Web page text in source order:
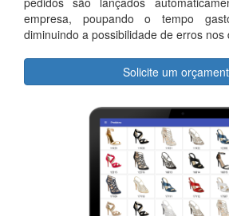
empresa, poupando o tempo
diminuindo a possibilidade de erros nos
Solicite um